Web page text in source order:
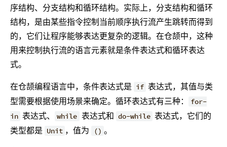
序结构、分支结构和循环结构。实际上，分支结构和循环
结构，是由某些指令控制当前顺序执行流产生跳转而得到
的，它们让程序能够表达更复杂的逻辑。在仓颉中，这种
用来控制执行流的语言元素就是条件表达式和循环表达
式。
在仓颉编程语言中，条件表达式是 if 表达式，其值与类
型需要根据使用场景来确定。循环表达式有三种：
for-
in 表达式、 while 表达式和 do-while 表达式，它们的
类型都是 Unit ，值为 () 。